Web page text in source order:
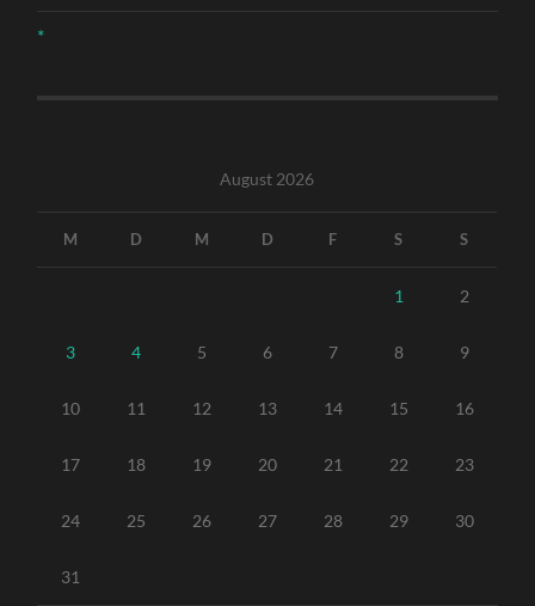
*
August 2026
M D M D F S S
1 2
3 4 5 6 7 8 9
10 11 12 13 14 15 16
17 18 19 20 21 22 23
24 25 26 27 28 29 30
31